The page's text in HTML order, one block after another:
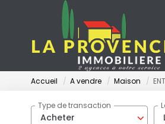
Accueil A vendre Maison
Acheter
Type de transaction